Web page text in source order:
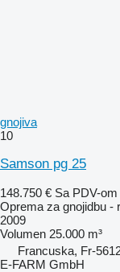
gnojiva
10
Samson pg 25
148.750 € Sa PDV-om
Oprema za gnojidbu -
2009
Volumen 25.000 m³
Francuska, Fr-
E-FARM GmbH